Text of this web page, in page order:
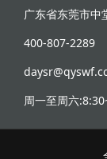
广东省东莞市中
400-807-2289
周一至周六